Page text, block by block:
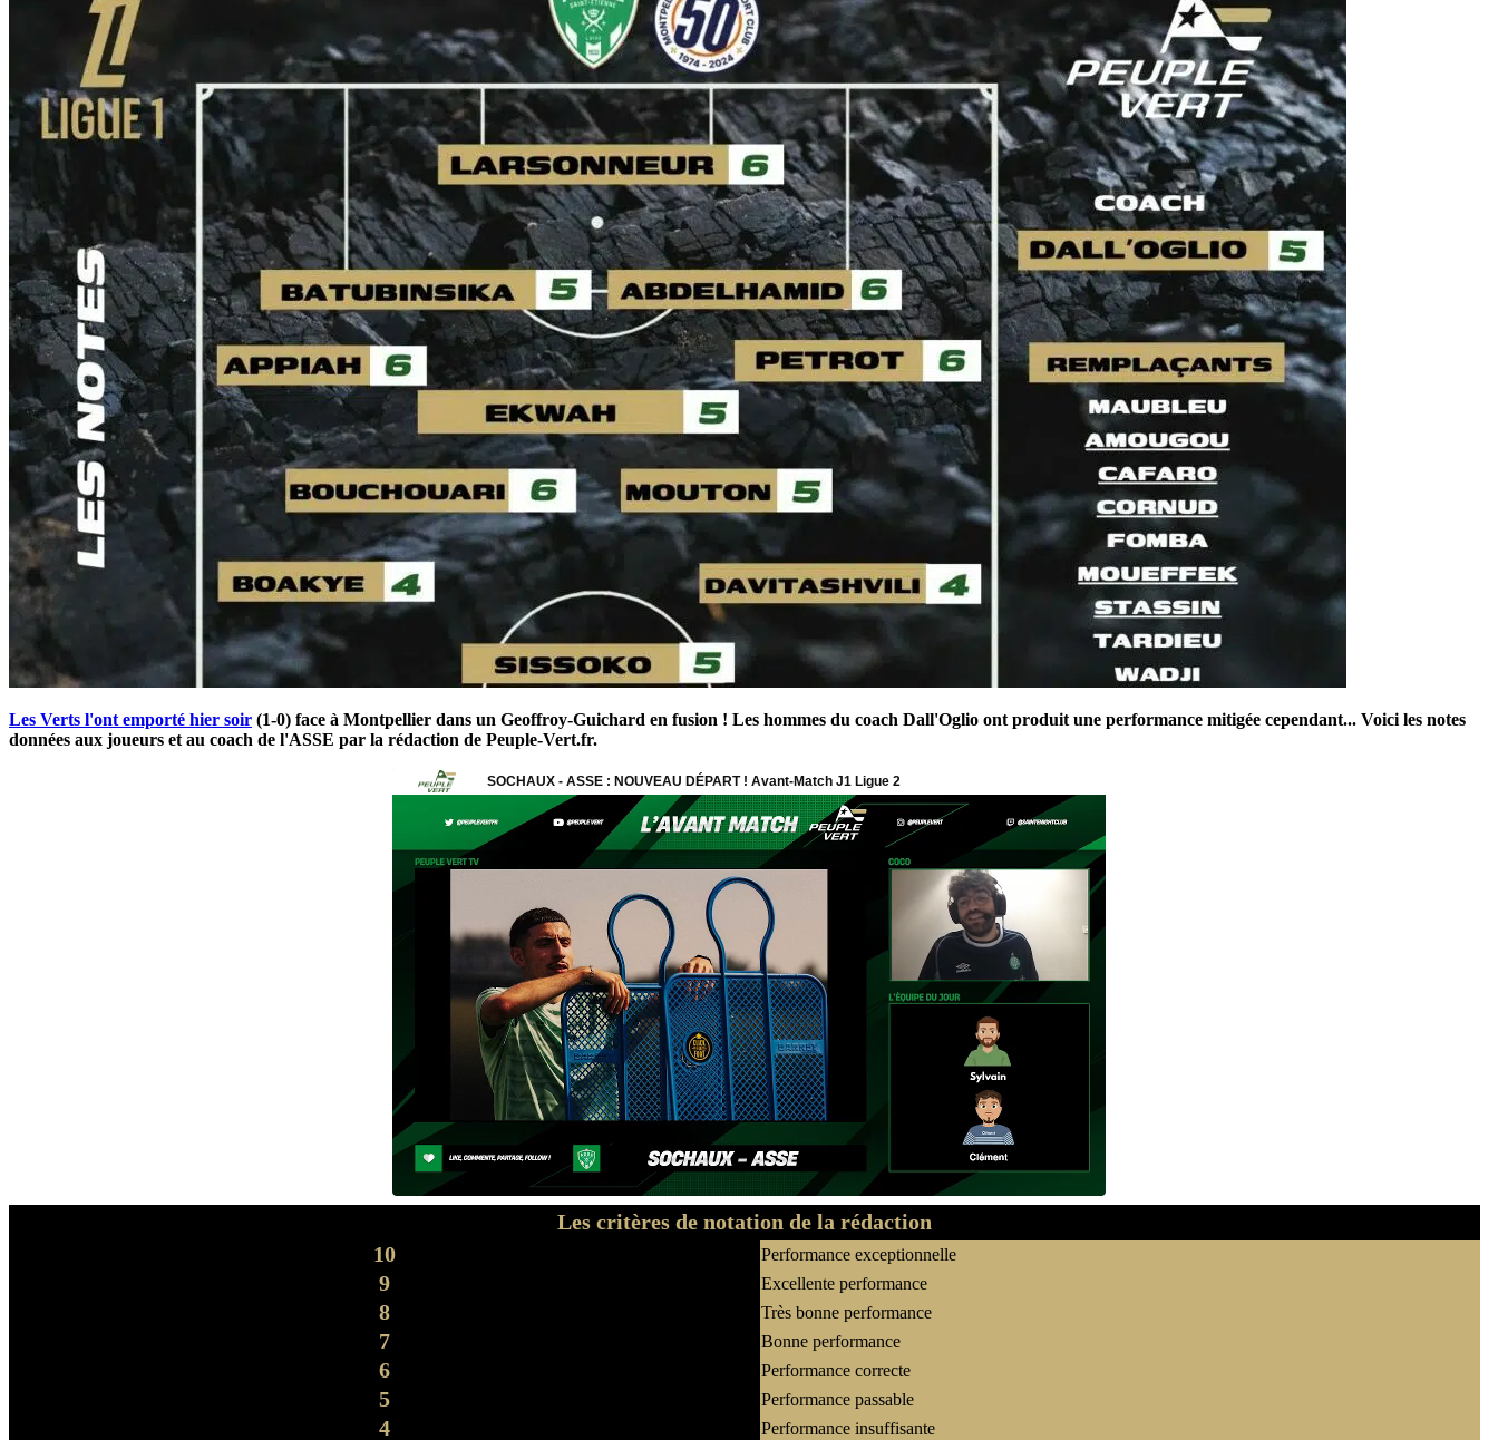
Les Verts l'ont emporté hier soir (1-0) face à Montpellier dans un Geoffroy-Guichard en fusion ! Les hommes du coach Dall'Oglio ont produit une performance mitigée cependant... Voici les notes
données aux joueurs et au coach de l'ASSE par la rédaction de Peuple-Vert.fr.
Les critères de notation de la rédaction
10
Performance exceptionnelle
9 Excellente performance
8 Très bonne performance
7 Bonne performance
6 Performance correcte
5 Performance passable
4 Performance insuffisante